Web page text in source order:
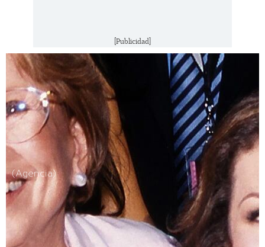
[Publicidad]
(Agencia)